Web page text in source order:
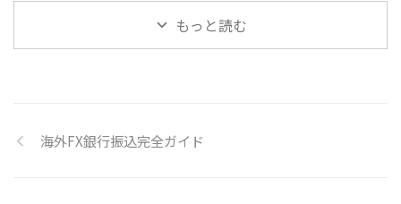
もっと読む
海外FX銀行振込完全ガイド